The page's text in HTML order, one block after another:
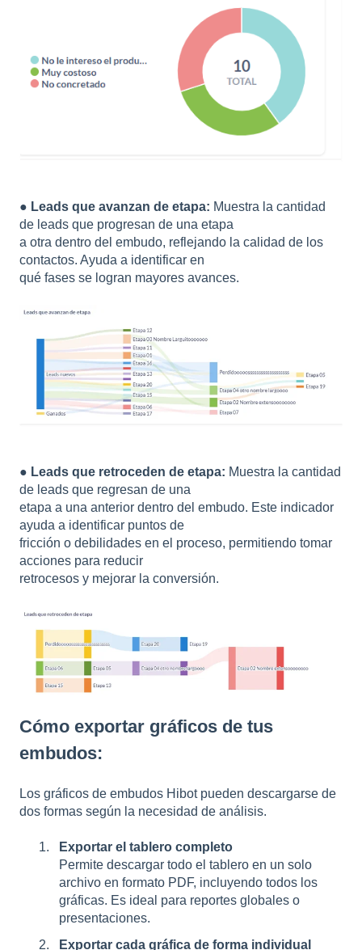
● Leads que avanzan de etapa: Muestra la cantidad
de leads que progresan de una etapa
a otra dentro del embudo, reflejando la calidad de los
contactos. Ayuda a identificar en
qué fases se logran mayores avances.
● Leads que retroceden de etapa: Muestra la cantidad
de leads que regresan de una
etapa a una anterior dentro del embudo. Este indicador
ayuda a identificar puntos de
fricción o debilidades en el proceso, permitiendo tomar
acciones para reducir
retrocesos y mejorar la conversión.
Cómo exportar gráficos de tus
embudos:
Los gráficos de embudos Hibot pueden descargarse de
dos formas según la necesidad de análisis.
Exportar el tablero completo
Permite descargar todo el tablero en un solo
archivo en formato PDF, incluyendo todos los
gráficas. Es ideal para reportes globales o
presentaciones.
Exportar cada gráfica de forma individual